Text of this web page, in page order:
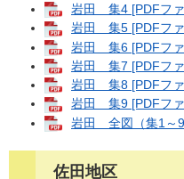
岩田 集4 [PDFフ
岩田 集5 [PDFフ
岩田 集6 [PDFフ
岩田 集7 [PDFフ
岩田 集8 [PDFフ
岩田 集9 [PDFフ
岩田 全図（集1～9
佐田地区